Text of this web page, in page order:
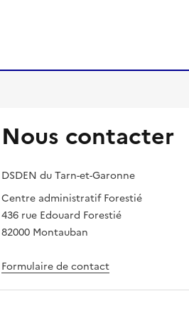
Nous contacter
DSDEN du Tarn-et-Garonne
Centre administratif Forestié
436 rue Edouard Forestié
82000 Montauban
Formulaire de contact